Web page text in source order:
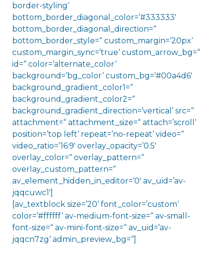
border-styling‘
bottom_border_diagonal_color=’#333333′
bottom_border_diagonal_direction=“
bottom_border_style=“ custom_margin=’20px‘
custom_margin_sync=’true‘ custom_arrow_bg=“
id=“ color=’alternate_color‘
background=’bg_color‘ custom_bg=’#00a4d6′
background_gradient_color1=“
background_gradient_color2=“
background_gradient_direction=’vertical‘ src=“
attachment=“ attachment_size=“ attach=’scroll‘
position=’top left‘ repeat=’no-repeat‘ video=“
video_ratio=’16:9′ overlay_opacity=’0.5′
overlay_color=“ overlay_pattern=“
overlay_custom_pattern=“
av_element_hidden_in_editor=’0′ av_uid=’av-
jqqcuwc1′]
[av_textblock size=’20‘ font_color=’custom‘
color=’#ffffff‘ av-medium-font-size=“ av-small-
font-size=“ av-mini-font-size=“ av_uid=’av-
jqqcn7zg‘ admin_preview_bg=“]